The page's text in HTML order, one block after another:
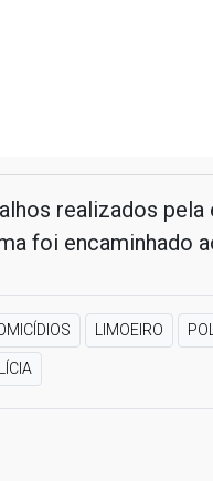
realizados
foi encaminhado
LIMOEIRO